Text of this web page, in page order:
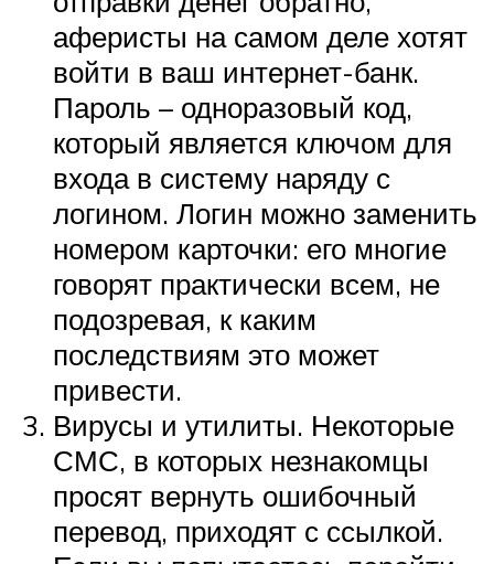
аферисты на самом деле хотят
войти в ваш интернет-банк.
Пароль – одноразовый код,
который является ключом для
входа в систему наряду с
логином. Логин можно заменить
номером карточки: его многие
говорят практически всем, не
подозревая, к каким
последствиям это может
привести.
Вирусы и утилиты. Некоторые
СМС, в которых незнакомцы
просят вернуть ошибочный
перевод, приходят с ссылкой.